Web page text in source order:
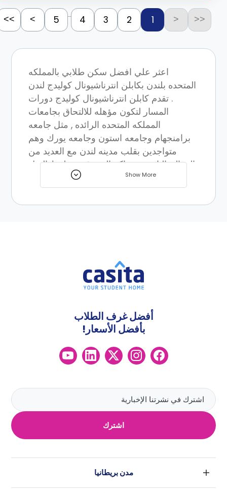
<<
>>
اعثر علي افضل سكن طلابي بالمملكه
المتحده بلندن بكابلن انترناشيونال كوليدج لندن
. تقدم كابلن انترناشيونال كوليدج دورات
المسار لتكون مؤهله للالتحاق بجامعات
المملكه المتحده الرائده , مثل جامعه
برامنجهام وجامعه استون وجامعه يورك وهم
متواجدين بقلب مدينه لندن مع العديد من
المعالم البارزه ومراكز التسوق وخطوط النقل
القريبه . تتوفر العديد من اماكن اقامه الطلاب
المختلفه لتتناسب مع كل فرد وثقافه ونمط
حياه .
Show More
اشترك
أفضل غرف الطلاب
بأفضل الأسعار!
مدن بريطانيا